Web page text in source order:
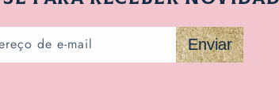
de e-mail Enviar